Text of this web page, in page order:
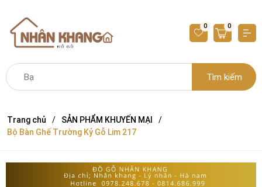
Tìm kiếm
0 0
Trang chủ
SẢN PHẨM KHUYẾN MẠI
Bộ Bàn Ghế Trường Kỷ Gỗ Lim 217